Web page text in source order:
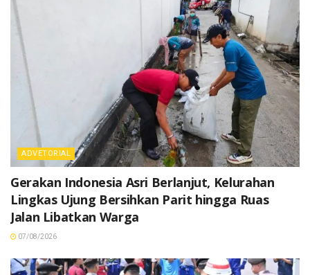
ADVETORIAL
Gerakan Indonesia Asri Berlanjut, Kelurahan
Lingkas Ujung Bersihkan Parit hingga Ruas
Jalan Libatkan Warga
07/08/2026